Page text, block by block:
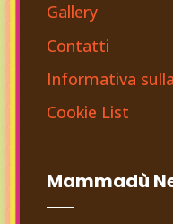
Gallery
Contatti
Informativa
Cookie List
Mammadù